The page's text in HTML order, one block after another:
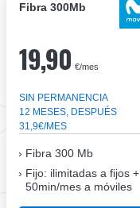
Fibra 300Mb
19,90 €/mes
SIN PERMANENCIA
12 MESES, DESPUÉS
31,9€/MES
Fibra 300 Mb
Fijo: ilimitadas a fijos +
50min/mes a móviles